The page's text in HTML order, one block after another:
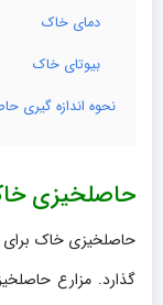
دمای خاک
بیوتای خاک
نحوه اندازه گیری
حاصلخیزی
حاصلخیزی خاک برای
گذارد. مزارع